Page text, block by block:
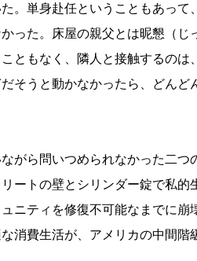
。単身赴任ということもあって
った。床屋の親父とは昵懇（じ
ともなく、隣人と接触するの
そうと動かなかったら、どんど
がら問いつめられなかった二つ
ートの壁とシリンダー錠で私
ニティを修復不可能なまでに崩
消費生活が、アメリカの中間